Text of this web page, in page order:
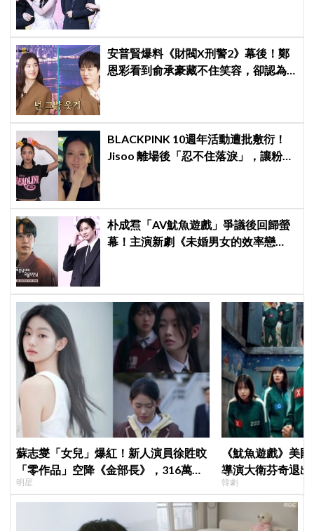
安普賢爆料《財閥X刑警2》幕後！鄭
恩彩看到俞承豪藏不住笑容，卻認為
BLACKPINK 10週年活動遭批敷衍！
Jisoo 離場後「忍不住落淚」，讓粉絲
朴成焄「AV魷魚遊戲」爭議後回歸螢
幕！主演新劇《未婚男女的效率戀
蘇志燮「女兒」爆紅！新人演員徐貹旼
「零作品」空降《金部長》，316萬舊
片被挖出網驚呆：星味藏不住！
明星
《魷魚遊戲》美
導演大衛芬奇退
聞也破局
韓劇